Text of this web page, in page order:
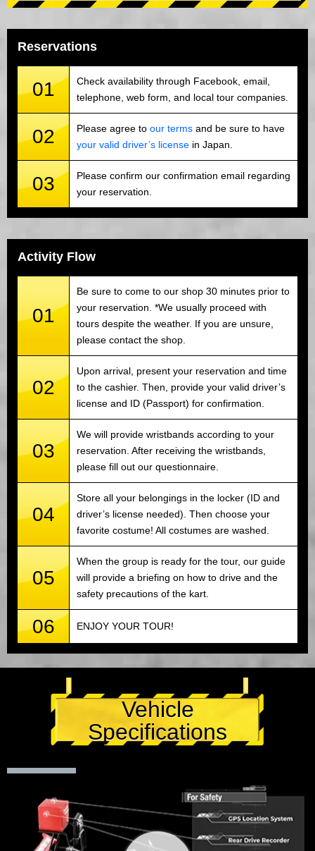
Reservations
01
Check availability through Facebook, email,
telephone, web form, and local tour companies.
02 Please agree to our terms and be sure to have
your valid driver’s license in Japan.
03
Please confirm our confirmation email regarding
your reservation.
Activity Flow
01
Be sure to come to our shop 30 minutes prior to
your reservation. *We usually proceed with
tours despite the weather. If you are unsure,
please contact the shop.
02
Upon arrival, present your reservation and time
to the cashier. Then, provide your valid driver’s
license and ID (Passport) for confirmation.
03
We will provide wristbands according to your
reservation. After receiving the wristbands,
please fill out our questionnaire.
04
Store all your belongings in the locker (ID and
driver’s license needed). Then choose your
favorite costume! All costumes are washed.
05
When the group is ready for the tour, our guide
will provide a briefing on how to drive and the
safety precautions of the kart.
06 ENJOY YOUR TOUR!
Vehicle
Specifications